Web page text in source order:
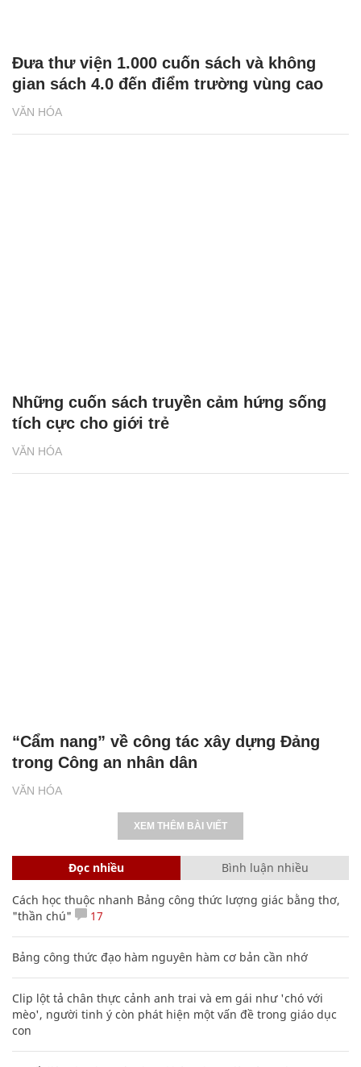
VĂN HÓA
Đưa thư viện 1.000 cuốn sách và không
gian sách 4.0 đến điểm trường vùng cao
VĂN HÓA
Những cuốn sách truyền cảm hứng sống
tích cực cho giới trẻ
VĂN HÓA
“Cẩm nang” về công tác xây dựng Đảng
trong Công an nhân dân
XEM THÊM BÀI VIẾT
Đọc nhiều Bình luận nhiều
Cách học thuộc nhanh Bảng công thức lượng giác bằng thơ,
"thần chú"
17
Bảng công thức đạo hàm nguyên hàm cơ bản cần nhớ
Clip lột tả chân thực cảnh anh trai và em gái như 'chó với
mèo', người tinh ý còn phát hiện một vấn đề trong giáo dục
con